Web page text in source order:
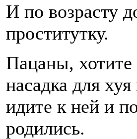
И по возрасту
проститутку.
Пацаны, хотите
насадка для
идите к ней и
родились.